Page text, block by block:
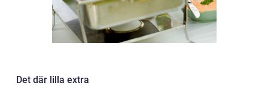
Det där lilla extra